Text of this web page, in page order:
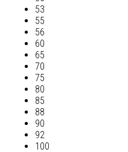
53
55
56
60
65
70
75
80
85
88
90
92
100